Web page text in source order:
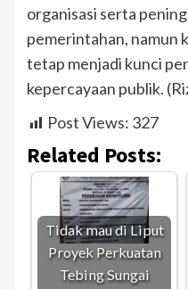
organisasi serta
pemerintahan, namun
tetap menjadi kunci
kepercayaan publik.
Post Views: 327
Related Posts:
Tidak mau di Liput
Proyek Perkuatan
Tebing Sungai